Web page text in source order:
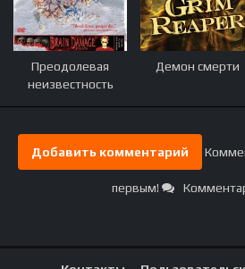
Преодолевая
неизвестность
Демон смерти
Добавить комментарий
первым!